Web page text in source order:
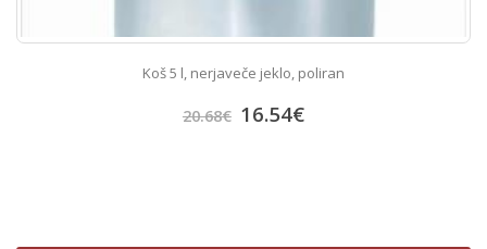
Koš 5 l, nerjaveče jeklo, poliran
20.68€ 16.54€